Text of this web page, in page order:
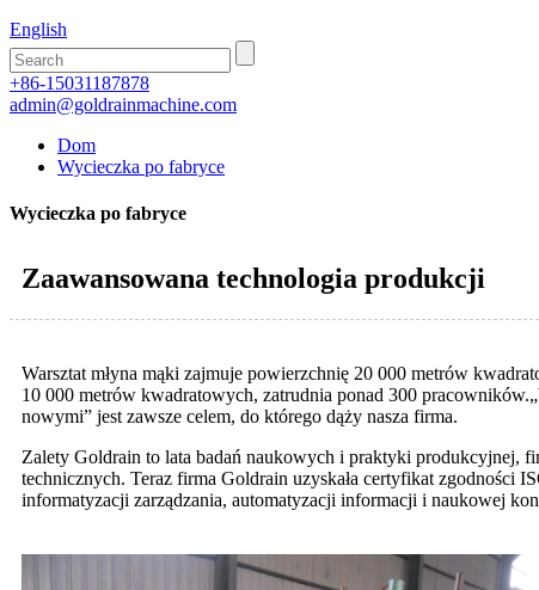
English
+86-15031187878
admin@goldrainmachine.com
Dom
Wycieczka po fabryce
Wycieczka po fabryce
Zaawansowana technologia produkcji
Warsztat młyna mąki zajmuje powierzchnię 20 000 metrów
10 000 metrów kwadratowych, zatrudnia ponad 300
nowymi” jest zawsze celem, do którego dąży nasza firma.
Zalety Goldrain to lata badań naukowych i praktyki produkcyjnej,
technicznych. Teraz firma Goldrain uzyskała certyfikat zgodności
informatyzacji zarządzania, automatyzacji informacji i naukowej